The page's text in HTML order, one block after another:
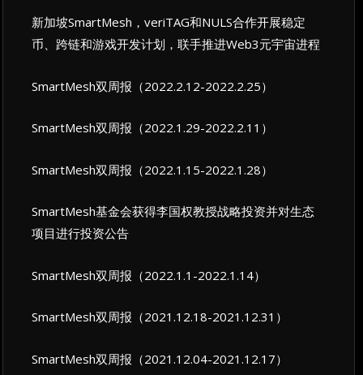
新加坡SmartMesh，veriTAG和NULS合作开展稳定
币、跨链和游戏开发计划，联手推进Web3元宇宙进程
SmartMesh双周报（2022.2.12-2022.2.25）
SmartMesh双周报（2022.1.29-2022.2.11）
SmartMesh双周报（2022.1.15-2022.1.28）
SmartMesh基金会获得李国权教授战略投资并对生态
项目进行投资公告
SmartMesh双周报（2022.1.1-2022.1.14）
SmartMesh双周报（2021.12.18-2021.12.31）
SmartMesh双周报（2021.12.04-2021.12.17）